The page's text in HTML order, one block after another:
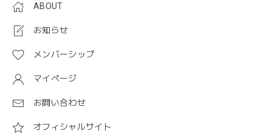
ABOUT
お知らせ
メンバーシップ
マイページ
お問い合わせ
オフィシャルサイト